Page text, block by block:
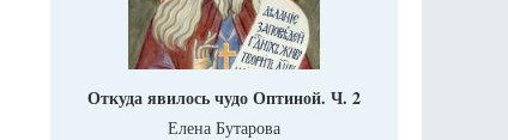
Откуда явилось чудо Оптиной. Ч. 2
Елена Бутарова